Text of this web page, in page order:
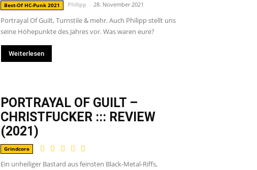
Best-Of HC-Punk 2021 Philipp - 28. November 2021
Portrayal Of Guilt, Turnstile & mehr. Auch Philipp stellt uns
seine Höhepunkte des Jahres vor. Was waren eure?
Weiterlesen
PORTRAYAL OF GUILT –
CHRISTFUCKER ::: REVIEW
(2021)
Grindcore
Ein unheiliger Bastard aus feinsten Black-Metal-Riffs,